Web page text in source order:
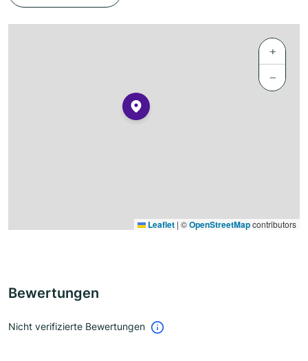
+
−
Leaflet | ©OpenStreetMapcontributors
Bewertungen
Nicht verifizierte Bewertungen